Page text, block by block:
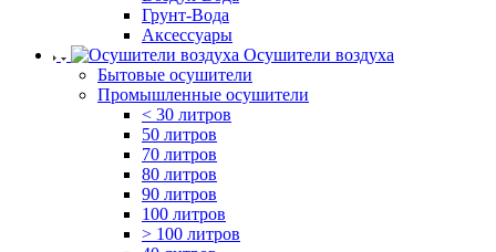
Грунт-Вода
Аксессуары
Осушители воздуха
Бытовые осушители
Промышленные осушители
< 30 литров
50 литров
70 литров
80 литров
90 литров
100 литров
> 100 литров